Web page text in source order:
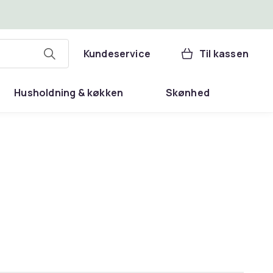
Kundeservice Til kassen
Husholdning & køkken Skønhed